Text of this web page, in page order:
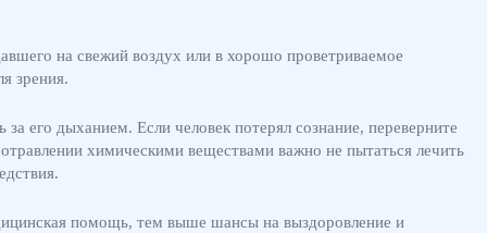
на свежий воздух или в хорошо проветриваемое
зрения.
его дыханием. Если человек потерял сознание, переверните
химическими веществами важно не пытаться лечить
помощь, тем выше шансы на выздоровление и